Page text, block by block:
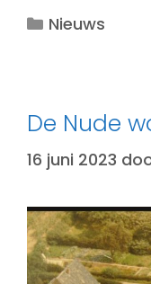
Categorieën
Nieuws
De Nude
16 juni 2023